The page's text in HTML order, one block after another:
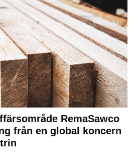
RemaSawco
från en global koncern